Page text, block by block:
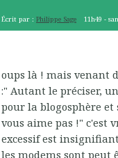
Écrit par : Philippe Sage 11h49 -
oups là ! mais venant
:" Autant le préciser,
pour la blogosphère et
vous aime pas !" c'est
excessif est insignifiant
les modems sont peut